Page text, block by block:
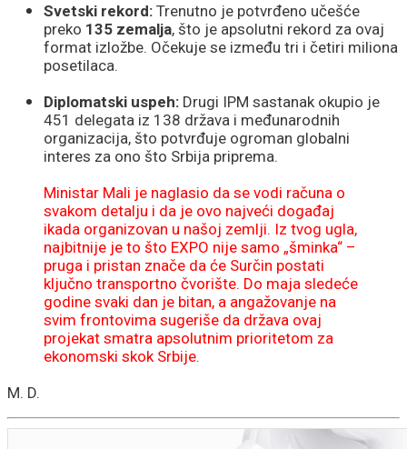
Svetski rekord: Trenutno je potvrđeno učešće
preko 135 zemalja, što je apsolutni rekord za ovaj
format izložbe. Očekuje se između tri i četiri miliona
posetilaca.
Diplomatski uspeh: Drugi IPM sastanak okupio je
451 delegata iz 138 država i međunarodnih
organizacija, što potvrđuje ogroman globalni
interes za ono što Srbija priprema.
Ministar Mali je naglasio da se vodi računa o
svakom detalju i da je ovo najveći događaj
ikada organizovan u našoj zemlji. Iz tvog ugla,
najbitnije je to što EXPO nije samo „šminka“ –
pruga i pristan znače da će Surčin postati
ključno transportno čvorište. Do maja sledeće
godine svaki dan je bitan, a angažovanje na
svim frontovima sugeriše da država ovaj
projekat smatra apsolutnim prioritetom za
ekonomski skok Srbije.
M. D.